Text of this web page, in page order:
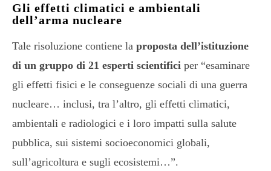
Gli effetti climatici e ambientali
dell’arma nucleare
Tale risoluzione contiene la proposta dell’istituzione
di un gruppo di 21 esperti scientifici per “esaminare
gli effetti fisici e le conseguenze sociali di una guerra
nucleare… inclusi, tra l’altro, gli effetti climatici,
ambientali e radiologici e i loro impatti sulla salute
pubblica, sui sistemi socioeconomici globali,
sull’agricoltura e sugli ecosistemi…”.